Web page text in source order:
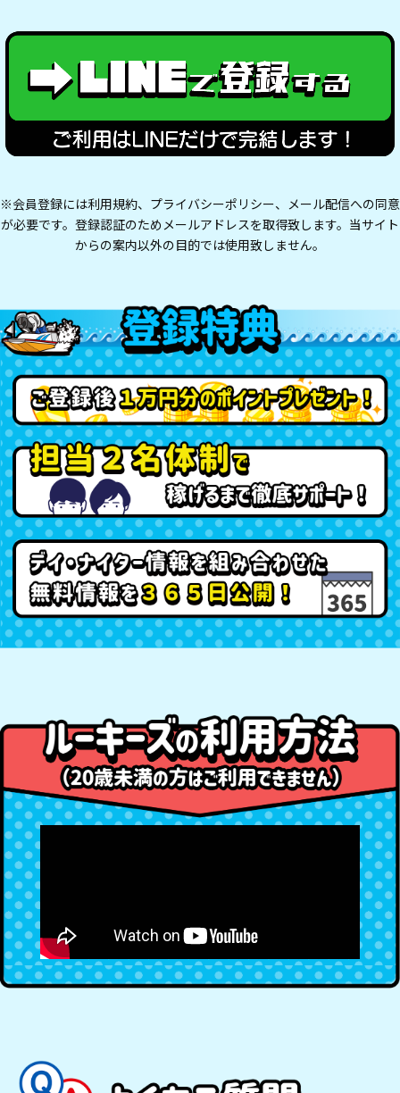
※会員登録には利用規約、プライバシーポリシー、メール配信への同意
が必要です。登録認証のためメールアドレスを取得致します。当サイト
からの案内以外の目的では使用致しません。